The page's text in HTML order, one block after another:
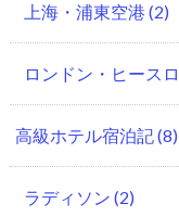
上海・浦東空港 (2)
ロンドン・ヒース
高級ホテル宿泊記(8)
ラディソン (2)